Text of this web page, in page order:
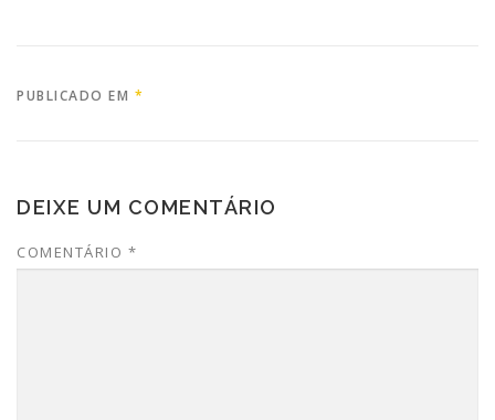
PUBLICADO EM *
DEIXE UM COMENTÁRIO
COMENTÁRIO *